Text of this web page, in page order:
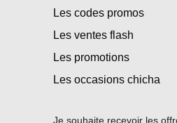
Les codes promos
Les ventes flash
Les promotions
Les occasions chicha
Je souhaite recevoir les